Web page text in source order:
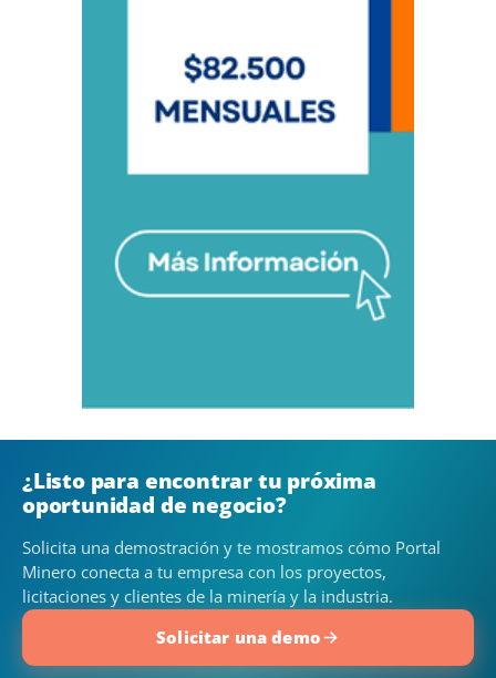
¿Listo para encontrar tu próxima
oportunidad de negocio?
Solicita una demostración y te mostramos cómo Portal
Minero conecta a tu empresa con los proyectos,
licitaciones y clientes de la minería y la industria.
Solicitar una demo